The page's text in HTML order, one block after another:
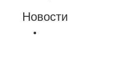
Новости